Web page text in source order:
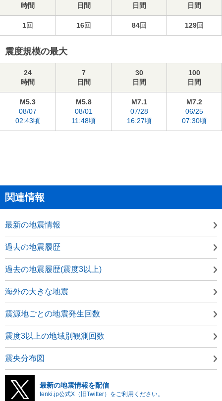
時間
日間
日間
日間
1回 16回 84回 129回
震度規模の最大
24
時間
7
日間
30
日間
100
日間
M5.3
08/07
02:43頃
M5.8
08/01
11:48頃
M7.1
07/28
16:27頃
M7.2
06/25
07:30頃
関連情報
最新の地震情報
過去の地震履歴
過去の地震履歴(震度3以上)
海外の大きな地震
震源地ごとの地震発生回数
震度3以上の地域別観測回数
震央分布図
最新の地震情報を配信
tenki.jp公式X（旧Twitter）をご利用ください。